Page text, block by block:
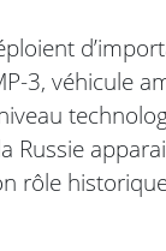
3, véhicule
Russie
rôle